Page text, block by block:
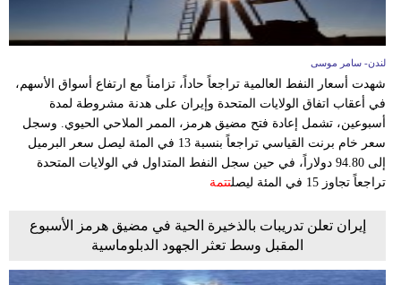
وسفر
ديكور
أخبار
تعليم
مرأة
لندن- سامر موسى
شهدت أسعار النفط العالمية تراجعاً حاداً، تزامناً مع ارتفاع أسواق الأسهم،
في أعقاب اتفاق الولايات المتحدة وإيران على هدنة مشروطة لمدة
أسبوعين، تشمل إعادة فتح مضيق هرمز، الممر الملاحي الحيوي. وسجل
سعر خام برنت القياسي تراجعاً بنسبة 13 في المئة ليصل سعر البرميل
إلى 94.80 دولاراً، في حين سجل النفط المتداول في الولايات المتحدة
تراجعاً تجاوز 15 في المئة ليصل
تتمة
إيران تعلن تدريبات بالذخيرة الحية في مضيق هرمز الأسبوع
المقبل وسط تعثر الجهود الدبلوماسية